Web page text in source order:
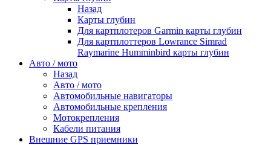
Назад
Карты глубин
Для картплотеров Garmin карты глубин
Для картплоттеров Lowrance Simrad
Raymarine Humminbird карты глубин
Авто / мото
Назад
Авто / мото
Автомобильные навигаторы
Автомобильные крепления
Мотокрепления
Кабели питания
Внешние GPS приемники